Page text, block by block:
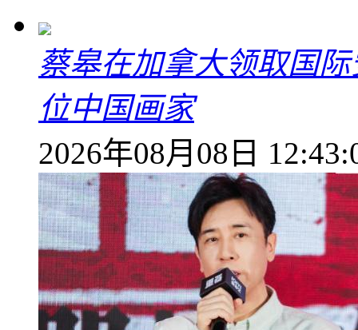
蔡皋在加拿大领取国
位中国画家
2026年08月08日